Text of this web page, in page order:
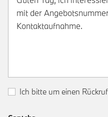
Ich bitte um einen Rückruf